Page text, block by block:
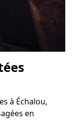
à Échalou,
en